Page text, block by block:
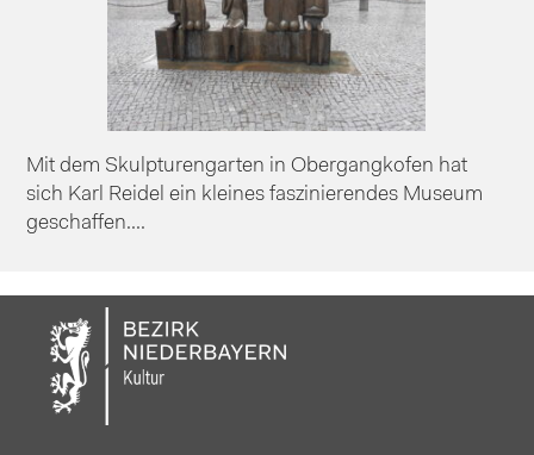
Mit dem Skulpturengarten in Obergangkofen hat
sich Karl Reidel ein kleines faszinierendes Museum
geschaffen....